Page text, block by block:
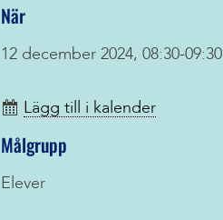
När
12 december 2024, 08:30-09:30
Lägg till i kalender
Målgrupp
Elever